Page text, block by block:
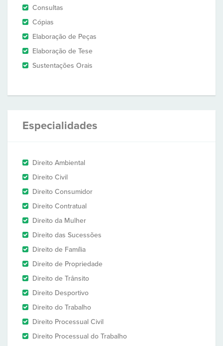
Consultas
Cópias
Elaboração de Peças
Elaboração de Tese
Sustentações Orais
Especialidades
Direito Ambiental
Direito Civil
Direito Consumidor
Direito Contratual
Direito da Mulher
Direito das Sucessões
Direito de Família
Direito de Propriedade
Direito de Trânsito
Direito Desportivo
Direito do Trabalho
Direito Processual Civil
Direito Processual do Trabalho